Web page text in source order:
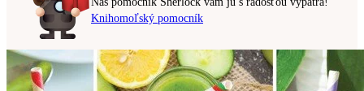
Knihomoľský pomocník